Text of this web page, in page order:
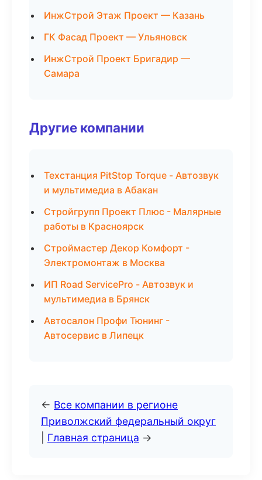
ИнжСтрой Этаж Проект — Казань
ГК Фасад Проект — Ульяновск
ИнжСтрой Проект Бригадир —
Самара
Другие компании
Техстанция PitStop Torque - Автозвук
и мультимедиа в Абакан
Стройгрупп Проект Плюс - Малярные
работы в Красноярск
Строймастер Декор Комфорт -
Электромонтаж в Москва
ИП Road ServicePro - Автозвук и
мультимедиа в Брянск
Автосалон Профи Тюнинг -
Автосервис в Липецк
← Все компании в регионе
Приволжский федеральный округ
Главная страница →